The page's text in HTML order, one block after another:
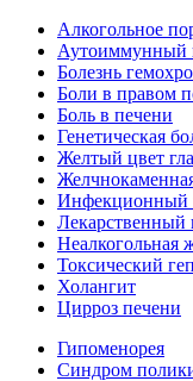
Алкогольное
Аутоиммунный
Болезнь
Боли в правом
Боль в печени
Генетическая
Желтый цвет
Инфекционный
Лекарственный
Неалкогольная
Токсический
Холангит
Цирроз печени
Гипоменорея
Синдром